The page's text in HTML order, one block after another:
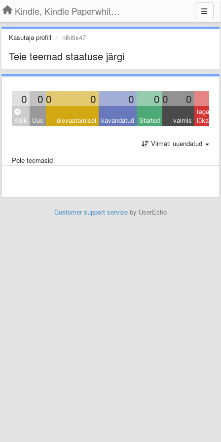
Kindle, Kindle Paperwhite, Kindle Voyage
Kasutaja profiil nikitis47
Teie teemad staatuse järgi
0 0 0 0 0 0 0 0
Kõik Uus ülevaatamisel kavandatud Started valmis
tagasi
lükatud
Viimati uuendatud
Pole teemasid
Customer support service by UserEcho